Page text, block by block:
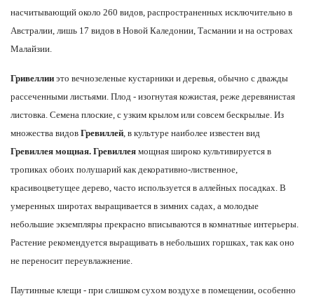
насчитывающий около 260 видов, распространенных исключительно в
Австралии, лишь 17 видов в Новой Каледонии, Тасмании и на островах
Малайзии.
Гривеллии это вечнозеленые кустарники и деревья, обычно с дважды
рассеченными листьями. Плод - изогнутая кожистая, реже деревянистая
листовка. Семена плоские, с узким крылом или совсем бескрылые. Из
множества видов Гревиллей , в культуре наиболее известен вид
Гревиллея мощная. Гревиллея мощная широко культивируется в
тропиках обоих полушарий как декоративно-лиственное,
красивоцветущее дерево, часто используется в аллейных посадках. В
умеренных широтах выращивается в зимних садах, а молодые
небольшие экземпляры прекрасно вписываются в комнатные интерьеры.
Растение рекомендуется выращивать в небольших горшках, так как оно
не переносит переувлажнение.
Паутинные клещи - при слишком сухом воздухе в помещении, особенно